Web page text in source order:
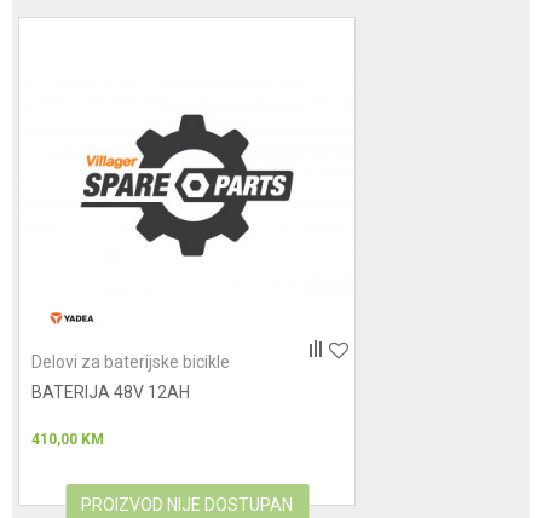
Anti-spam zaštita - izračunajte koliko je 4 + 1 :
Delovi za baterijske bicikle
BATERIJA 48V 12AH
410,00 KM
PROIZVOD NIJE DOSTUPAN